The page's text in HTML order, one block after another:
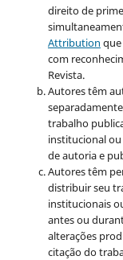
direito de
Attribution
com
Revista.
Autores têm
trabalho
institucional
de autoria e
Autores têm
distribuir seu
institucionais
antes ou
alterações
citação do